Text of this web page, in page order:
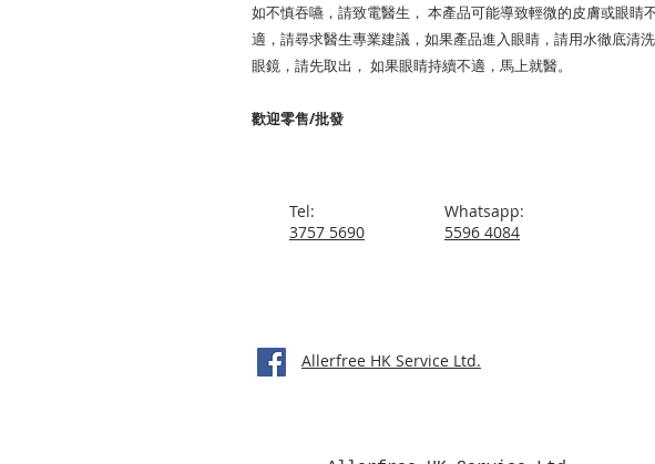
如不慎吞嚥，請致電醫生， 本產品可能導致輕微的皮膚或眼睛
適，請尋求醫生專業建議，如果產品進入眼睛，請用水徹底清
眼鏡，請先取出， 如果眼睛持續不適，馬上就醫。
歡迎零售/批發
Tel:
3757 5690
Whatsapp:
5596 4084
Allerfree HK Service Ltd.